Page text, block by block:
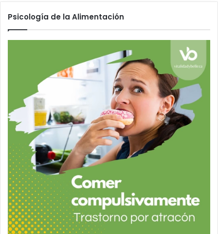
Psicología de la Alimentación